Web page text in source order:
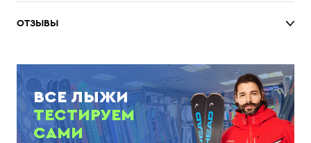
ОТЗЫВЫ
ВСЕ ЛЫЖИ
ТЕСТИРУЕМ
САМИ